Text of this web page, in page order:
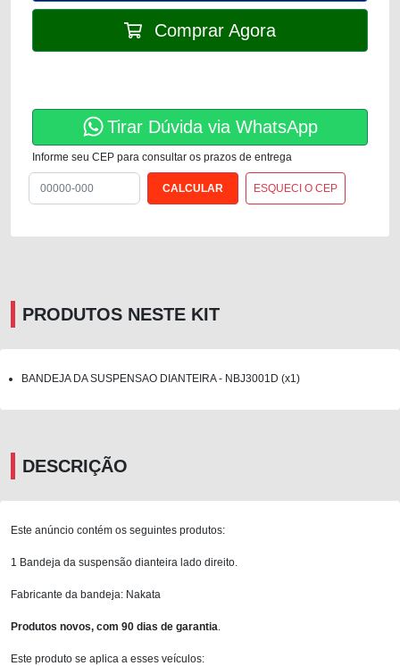
Comprar Agora
Tirar Dúvida via WhatsApp
Informe seu CEP para consultar os prazos de entrega
ESQUECI O CEP
PRODUTOS NESTE KIT
BANDEJA DA SUSPENSAO DIANTEIRA - NBJ3001D (x1)
DESCRIÇÃO
Este anúncio contém os seguintes produtos:
1 Bandeja da suspensão dianteira lado direito.
Fabricante da bandeja: Nakata
Produtos novos, com 90 dias de garantia
Este produto se aplica a esses veículos: